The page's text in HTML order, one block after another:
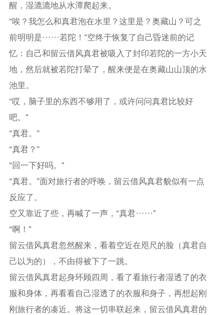
醒，湿漉漉地从水潭爬起来。
“唉？我怎么和真君泡在水里？这里是？奥藏山？可之
前明明是······若陀！”空终于恢复了自己昏迷前的记
忆：自己和留云借风真君被吸入了封印若陀的一方小天
地，然后就被若陀打晕了，醒来便是在奥藏山山顶的水
池里。
“哎，脑子里的东西不够用了，或许问问真君比较好
吧。”
“真君。”
“真君？”
“回一下好吗。”
“真君。”面对旅行者的呼唤，留云借风真君貌似有一点
反应了。
空又靠近了些，再喊了一声，“真君······”
“啊！”
留云借风真君忽然醒来，看着空近在咫尺的脸（真君自
己以为的），不由得被下了一跳。
留云借风真君起身环顾四周，看了看旅行者湿透了的衣
服和身体，再看看自己湿透了的衣服和身子，再想起刚
刚旅行者的凑近。将这一切串联起来，留云借风真君的